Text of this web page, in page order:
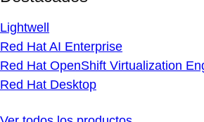
Lightwell
Red Hat AI Enterprise
Red Hat OpenShift Virtualization
Red Hat Desktop